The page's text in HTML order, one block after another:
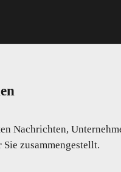
Nachrichten,
zusammengestellt.